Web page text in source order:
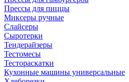
Прессы для пиццы
Миксеры ручные
Слайсеры
Сыротерки
Тендерайзеры
Тестомесы
Тестораскатки
Кухонные машины универсальные